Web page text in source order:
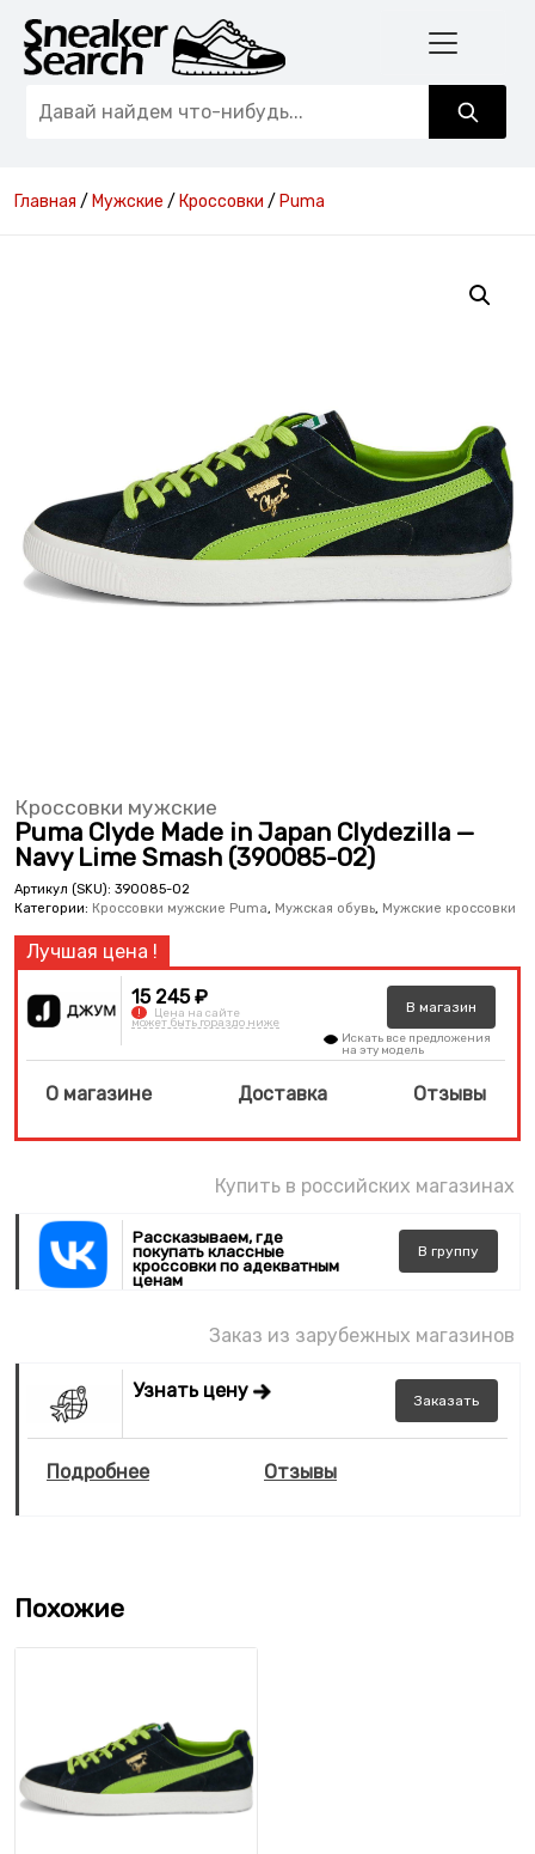
Главная / Мужские / Кроссовки / Puma
Кроссовки мужские
Puma Clyde Made in Japan Clydezilla —
Navy Lime Smash (390085-02)
Артикул (SKU): 390085-02
Категории: Кроссовки мужские Puma, Мужская обувь, Мужские кроссовки
15 245 ₽
! Цена на сайте
может быть гораздо ниже
В магазин
Искать все предложения
на эту модель
О магазине Доставка Отзывы
Купить в российских магазинах
Рассказываем, где
покупать классные
кроссовки по адекватным
ценам
В группу
Заказ из зарубежных магазинов
Узнать цену Заказать
Подробнее Отзывы
Похожие